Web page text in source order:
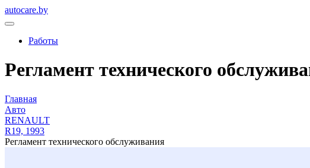
autocare.by
Работы
Регламент технического
Главная
Авто
RENAULT
R19, 1993
Регламент технического обслуживания